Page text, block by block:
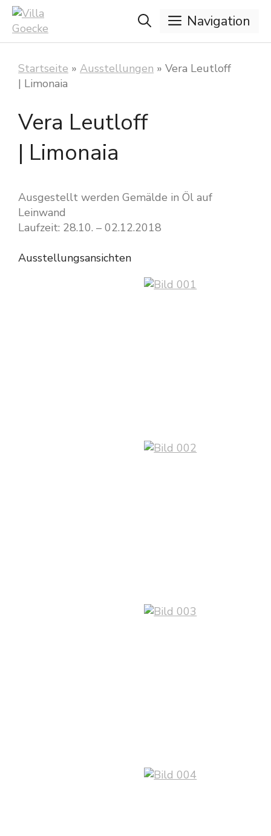
Zum
Inhalt
springen
Navigation
Startseite » Ausstellungen » Vera Leutloff
| Limonaia
Vera Leutloff
| Limonaia
Ausgestellt werden Gemälde in Öl auf
Leinwand
Laufzeit: 28.10. – 02.12.2018
Ausstellungsansichten